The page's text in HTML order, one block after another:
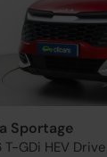
Sportage
T-GDi HEV Drive